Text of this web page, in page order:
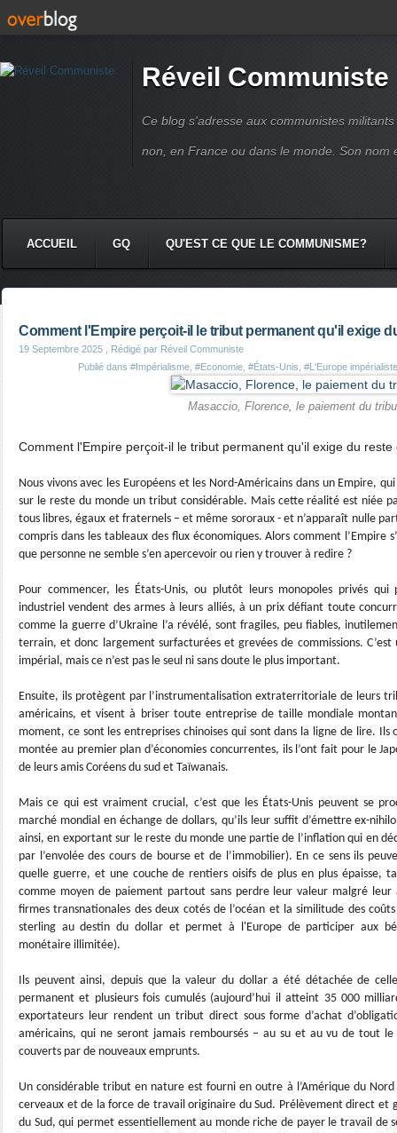
Réveil Communiste
Ce blog s'adresse aux communistes
non, en France ou dans le monde. Son nom
ACCUEIL GQ QU'EST CE QUE LE COMMUNISME?
Comment l'Empire perçoit-il le tribut permanent qu'il exige
19 Septembre 2025 , Rédigé par Réveil Communiste
Publié dans #Impérialisme #Economie #États-Unis #L'Europe
Masaccio, Florence, le paiement du
Comment l'Empire perçoit-il le tribut permanent qu'il exige du
Nous vivons avec les Européens et les Nord-Américains dans un Empire,
sur le reste du monde un tribut considérable. Mais cette réalité est niée
tous libres, égaux et fraternels – et même sororaux - et n’apparaît nulle
compris dans les tableaux des flux économiques. Alors comment l’Empire
que personne ne semble s’en apercevoir ou rien y trouver à redire ?
Pour commencer, les États-Unis, ou plutôt leurs monopoles privés
industriel vendent des armes à leurs alliés, à un prix défiant toute
comme la guerre d’Ukraine l’a révélé, sont fragiles, peu fiables,
terrain, et donc largement surfacturées et grevées de commissions.
impérial, mais ce n’est pas le seul ni sans doute le plus important.
Ensuite, ils protègent par l’instrumentalisation extraterritoriale de leurs
américains, et visent à briser toute entreprise de taille mondiale
moment, ce sont les entreprises chinoises qui sont dans la ligne de lire.
montée au premier plan d’économies concurrentes, ils l’ont fait pour le
de leurs amis Coréens du sud et Taïwanais.
Mais ce qui est vraiment crucial, c’est que les États-Unis peuvent se
marché mondial en échange de dollars, qu’ils leur suffit d’émettre ex-
ainsi, en exportant sur le reste du monde une partie de l’inflation qui en
par l’envolée des cours de bourse et de l’immobilier). En ce sens ils
quelle guerre, et une couche de rentiers oisifs de plus en plus épaisse,
comme moyen de paiement partout sans perdre leur valeur malgré leur
firmes transnationales des deux cotés de l’océan et la similitude des
sterling au destin du dollar et permet à l'Europe de participer aux
monétaire illimitée).
Ils peuvent ainsi, depuis que la valeur du dollar a été détachée de
permanent et plusieurs fois cumulés (aujourd’hui il atteint 35 000
exportateurs leur rendent un tribut direct sous forme d’achat
américains, qui ne seront jamais remboursés – au su et au vu de tout
couverts par de nouveaux emprunts.
Un considérable tribut en nature est fourni en outre à l’Amérique du Nord
cerveaux et de la force de travail originaire du Sud. Prélèvement direct et
du Sud, qui permet essentiellement au monde riche de payer le travail de